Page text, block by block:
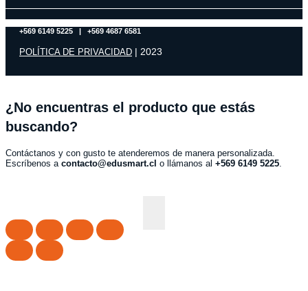
+569 6149 5225 | +569 4687 6581
POLÍTICA DE PRIVACIDAD | 2023
¿No encuentras el producto que estás
buscando?
Contáctanos y con gusto te atenderemos de manera personalizada.
Escríbenos a contacto@edusmart.cl o llámanos al +569 6149 5225